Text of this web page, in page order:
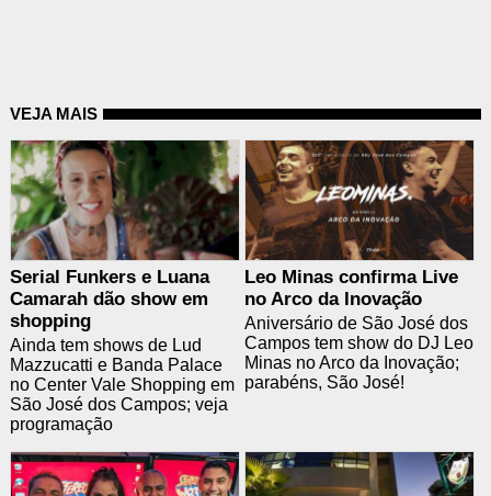
VEJA MAIS
Serial Funkers e Luana
Camarah dão show em
shopping
Ainda tem shows de Lud
Mazzucatti e Banda Palace
no Center Vale Shopping em
São José dos Campos; veja
programação
Leo Minas confirma Live
no Arco da Inovação
Aniversário de São José dos
Campos tem show do DJ Leo
Minas no Arco da Inovação;
parabéns, São José!